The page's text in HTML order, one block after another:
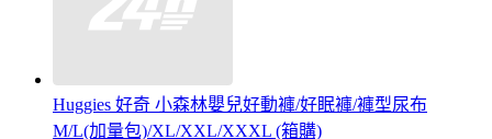
Huggies 好奇 小森林嬰兒好動褲/好眠褲/褲型尿布
M/L(加量包)/XL/XXL/XXXL (箱購)